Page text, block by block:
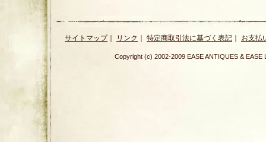
サイトマップ｜ リンク ｜ 特定商取引法に基づく表記 ｜ お支払
Copyright (c) 2002-2009 EASE ANTIQUES &